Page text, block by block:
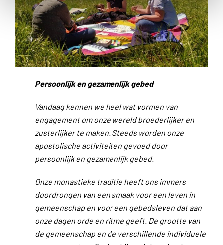
Persoonlijk en gezamenlijk gebed
Vandaag kennen we heel wat vormen van
engagement om onze wereld broederlijker en
zusterlijker te maken. Steeds worden onze
apostolische activiteiten gevoed door
persoonlijk en gezamenlijk gebed.
Onze monastieke traditie heeft ons immers
doordrongen van een smaak voor een leven in
gemeenschap en voor een gebedsleven dat aan
onze dagen orde en ritme geeft. De grootte van
de gemeenschap en de verschillende individuele